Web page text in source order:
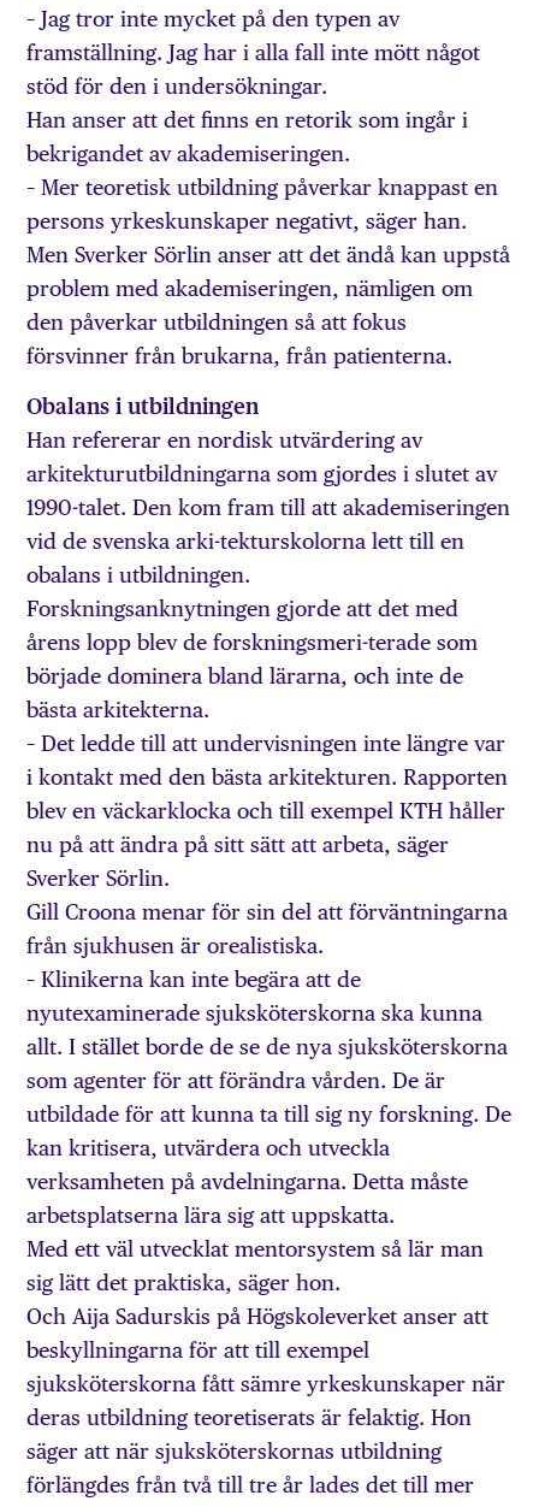
– Jag tror inte mycket på den typen av
framställning. Jag har i alla fall inte mött något
stöd för den i undersökningar.
Han anser att det finns en retorik som ingår i
bekrigandet av akademiseringen.
– Mer teoretisk utbildning påverkar knappast en
persons yrkeskunskaper negativt, säger han.
Men Sverker Sörlin anser att det ändå kan uppstå
problem med akademiseringen, nämligen om
den påverkar utbildningen så att fokus
försvinner från brukarna, från patienterna.
Obalans i utbildningen
Han refererar en nordisk utvärdering av
arkitekturutbildningarna som gjordes i slutet av
1990-talet. Den kom fram till att akademiseringen
vid de svenska arki-tekturskolorna lett till en
obalans i utbildningen.
Forskningsanknytningen gjorde att det med
årens lopp blev de forskningsmeri-terade som
började dominera bland lärarna, och inte de
bästa arkitekterna.
– Det ledde till att undervisningen inte längre var
i kontakt med den bästa arkitekturen. Rapporten
blev en väckarklocka och till exempel KTH håller
nu på att ändra på sitt sätt att arbeta, säger
Sverker Sörlin.
Gill Croona menar för sin del att förväntningarna
från sjukhusen är orealistiska.
– Klinikerna kan inte begära att de
nyutexaminerade sjuksköterskorna ska kunna
allt. I stället borde de se de nya sjuksköterskorna
som agenter för att förändra vården. De är
utbildade för att kunna ta till sig ny forskning. De
kan kritisera, utvärdera och utveckla
verksamheten på avdelningarna. Detta måste
arbetsplatserna lära sig att uppskatta.
Med ett väl utvecklat mentorsystem så lär man
sig lätt det praktiska, säger hon.
Och Aija Sadurskis på Högskoleverket anser att
beskyllningarna för att till exempel
sjuksköterskorna fått sämre yrkeskunskaper när
deras utbildning teoretiserats är felaktig. Hon
säger att när sjuksköterskornas utbildning
förlängdes från två till tre år lades det till mer